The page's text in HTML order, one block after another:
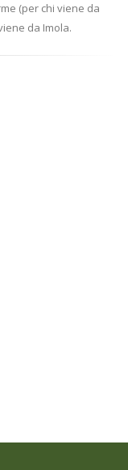
(per chi viene da
da Imola.